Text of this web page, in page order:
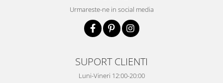
Urmareste-ne in social media
SUPORT CLIENTI
Luni-Vineri 12:00-20:00